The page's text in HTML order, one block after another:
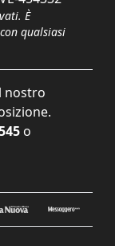
È
qualsiasi
nostro
o